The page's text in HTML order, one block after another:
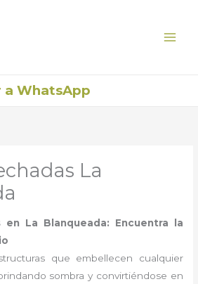
a WhatsApp
La
en La Blanqueada: Encuentra la
que embellecen cualquier
sombra y convirtiéndose en